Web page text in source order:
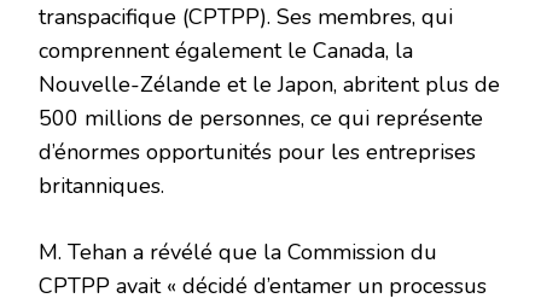
transpacifique (CPTPP). Ses membres, qui
comprennent également le Canada, la
Nouvelle-Zélande et le Japon, abritent plus de
500 millions de personnes, ce qui représente
d’énormes opportunités pour les entreprises
britanniques.
M. Tehan a révélé que la Commission du
CPTPP avait « décidé d’entamer un processus